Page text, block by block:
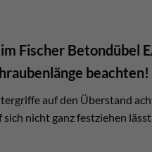
Fischer Betondübel
beachten!
auf den Überstand
nicht ganz festziehen lässt.